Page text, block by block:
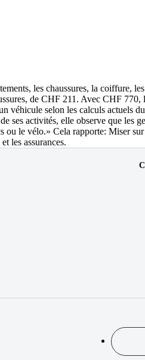
les chaussures, la coiffure,
de CHF 211. Avec CHF
véhicule selon les calculs actuels
activités, elle observe que les
ou le vélo.» Cela rapporte: Miser
les assurances.